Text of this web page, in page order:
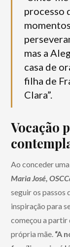
processo
mas a
casa de
filha de
Clara”.
Vocação
Ao conceder
Maria José,
seguir os passos
inspiração para
começou a partir
própria mãe. “A